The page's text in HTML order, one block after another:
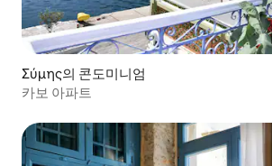
Σύμης의 콘도미니엄
카보 아파트